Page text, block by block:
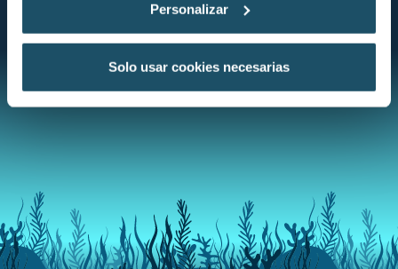
Personalizar
Solo usar cookies necesarias
DÉCOUVREZ LE STATUT DE
CONSERVATION